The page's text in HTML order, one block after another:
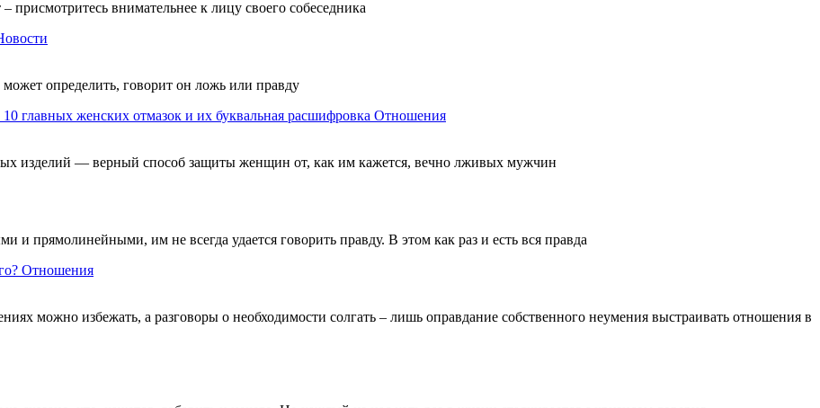
присмотритесь внимательнее к лицу своего собеседника
определить, говорит он ложь или правду
10 главных женских отмазок и их буквальная расшифровка Отношения
изделий — верный способ защиты женщин от, как им кажется, вечно лживых мужчин
прямолинейными, им не всегда удается говорить правду. В этом как раз и есть вся правда
Отношения
можно избежать, а разговоры о необходимости солгать – лишь оправдание собственного неумения выстраивать отношения в